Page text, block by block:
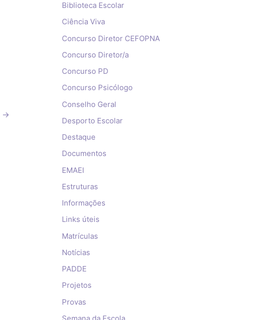
→
Biblioteca Escolar
Ciência Viva
Concurso Diretor CEFOPNA
Concurso Diretor/a
Concurso PD
Concurso Psicólogo
Conselho Geral
Desporto Escolar
Destaque
Documentos
EMAEI
Estruturas
Informações
Links úteis
Matrículas
Notícias
PADDE
Projetos
Provas